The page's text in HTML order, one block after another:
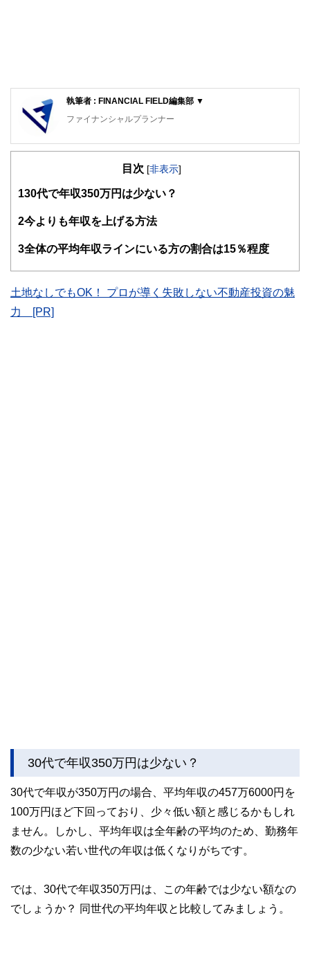
執筆者 : FINANCIAL FIELD編集部 ▼
ファイナンシャルプランナー
FinancialField編集部は、金融、経済に関する記事を、日々
知識がない方でも理解できるようわかりやすく発信していま
得者を中心に「お金や暮らし」に関する書籍・雑誌の編集経
験者で構成され、企画立案から記事掲載まですべての工程に
関わることで、読者目線のコンテンツを追求しています。
ドバイザー、DCプランナー、公認会計士、社会保険労務
目次 [非表示]
1 30代で年収350万円は少ない？
2今よりも年収を上げる方法
3全体の平均年収ラインにいる方の割合は15％程度
土地なしでもOK！ プロが導く失敗しない不動産投資の魅
力 [PR]
30代で年収350万円は少ない？
30代で年収が350万円の場合、平均年収の457万6000円を
100万円ほど下回っており、少々低い額と感じるかもしれ
ません。しかし、平均年収は全年齢の平均のため、勤務年
数の少ない若い世代の年収は低くなりがちです。
では、30代で年収350万円は、この年齢では少ない額なの
でしょうか？ 同世代の平均年収と比較してみましょう。